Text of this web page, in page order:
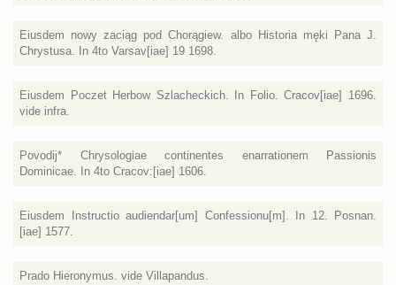
Eiusdem nowy zaciąg pod Chorągiew. albo Historia męki Pana J.
Chrystusa. In 4to Varsav[iae] 19 1698.
Eiusdem Poczet Herbow Szlacheckich. In Folio. Cracov[iae] 1696.
vide infra.
Povodij* Chrysologiae continentes enarrationem Passionis
Dominicae. In 4to Cracov:[iae] 1606.
Eiusdem Instructio audiendar[um] Confessionu[m]. In 12. Posnan.
[iae] 1577.
Prado Hieronymus. vide Villapandus.